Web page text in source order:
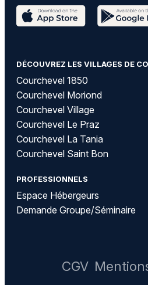
DÉCOUVREZ LES VILLAGES DE
Courchevel 1850
Courchevel Moriond
Courchevel Village
Courchevel Le Praz
Courchevel La Tania
Courchevel Saint Bon
PROFESSIONNELS
Espace Hébergeurs
Demande Groupe/Séminaire
CGV